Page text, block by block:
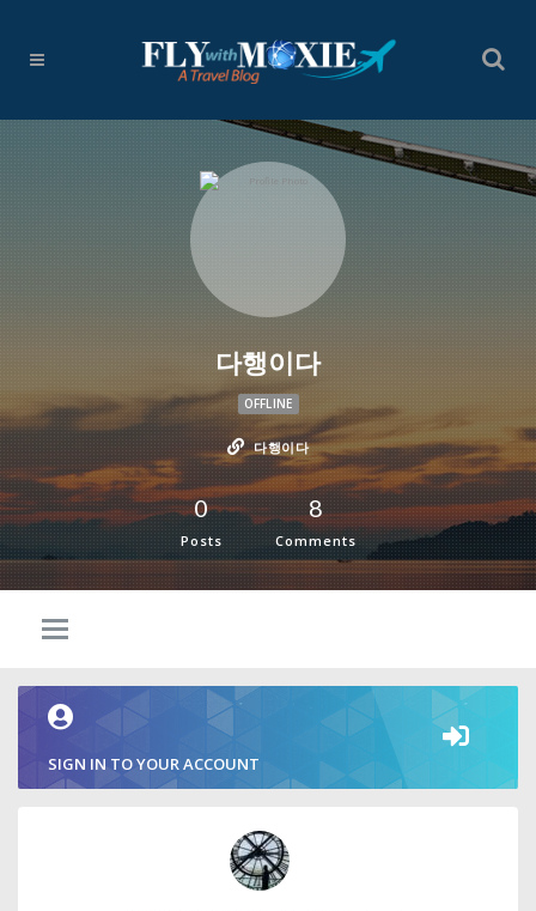
다행이다
OFFLINE
다행이다
0
Posts
8
Comments
SIGN IN TO YOUR ACCOUNT